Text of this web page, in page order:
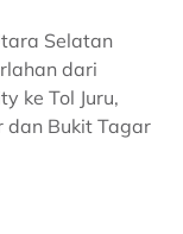
Selatan
dari
ke Tol Juru,
dan Bukit Tagar